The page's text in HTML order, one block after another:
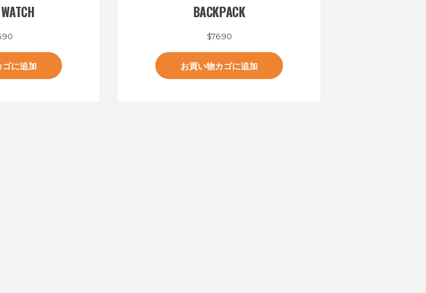
に追加
BACKPACK
$76.90
お買い物カゴに追加